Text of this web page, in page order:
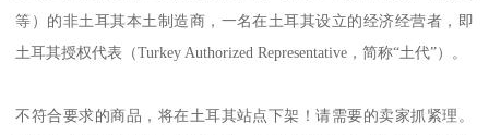
等）的非土耳其本土制造商，一名在土耳其设立的经济经营者，即
土耳其授权代表（Turkey Authorized Representative，简称“土代”）。
不符合要求的商品，将在土耳其站点下架！请需要的卖家抓紧理。